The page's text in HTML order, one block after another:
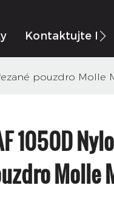
Kontaktujte Nás
pouzdro Molle
1050D
Molle